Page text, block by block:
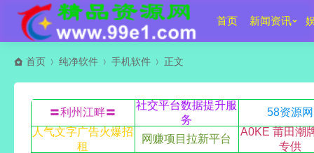
首页 新闻资讯
首页 纯净软件 手机软件 正文
〓利州江畔〓
社交平台数据提升服
务
58资源网
人气文字广告火爆招
租
网赚项目拉新平台
A0KE 莆田潮
专供